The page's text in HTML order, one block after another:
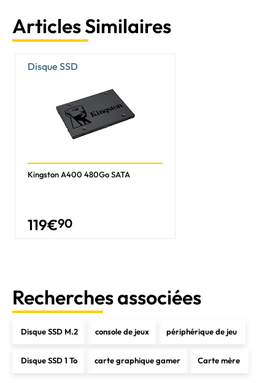
Articles Similaires
Disque SSD
Kingston A400 480Go SATA
119€90
Recherches associées
Disque SSD M.2 console de jeux périphérique de jeu
Disque SSD 1 To carte graphique gamer Carte mère